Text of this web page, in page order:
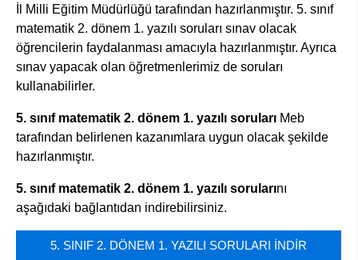
İl Milli Eğitim Müdürlüğü tarafından hazırlanmıştır. 5. sınıf
matematik 2. dönem 1. yazılı soruları sınav olacak
öğrencilerin faydalanması amacıyla hazırlanmıştır. Ayrıca
sınav yapacak olan öğretmenlerimiz de soruları
kullanabilirler.
5. sınıf matematik 2. dönem 1. yazılı soruları Meb
tarafından belirlenen kazanımlara uygun olacak şekilde
hazırlanmıştır.
5. sınıf matematik 2. dönem 1. yazılı sorularını
aşağıdaki bağlantıdan indirebilirsiniz.
5. SINIF 2. DÖNEM 1. YAZILI SORULARI İNDİR